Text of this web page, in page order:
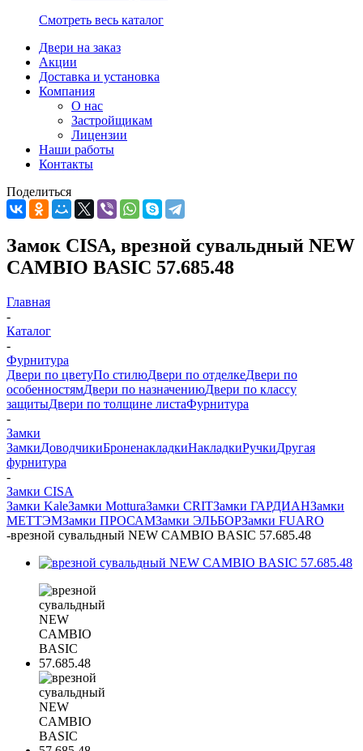
Смотреть весь каталог
Двери на заказ
Акции
Доставка и установка
Компания
О нас
Застройщикам
Лицензии
Наши работы
Контакты
Поделиться
Замок CISA, врезной сувальдный NEW
CAMBIO BASIC 57.685.48
Главная
-
Каталог
-
Фурнитура
Двери по цветуПо стилюДвери по отделкеДвери по
особенностямДвери по назначениюДвери по классу
защитыДвери по толщине листаФурнитура
-
Замки
ЗамкиДоводчикиБроненакладкиНакладкиРучкиДругая
фурнитура
-
Замки CISA
Замки KaleЗамки MotturaЗамки CRITЗамки ГАРДИАНЗамки
МЕТТЭМЗамки ПРОСАМЗамки ЭЛЬБОРЗамки FUARO
-врезной сувальдный NEW CAMBIO BASIC 57.685.48